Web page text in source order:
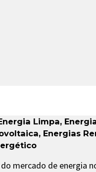
Limpa,
, Energias
mercado de energia